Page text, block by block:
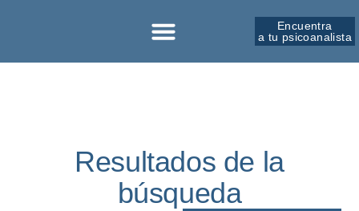
Encuentra
a tu psicoanalista
Resultados de la
búsqueda